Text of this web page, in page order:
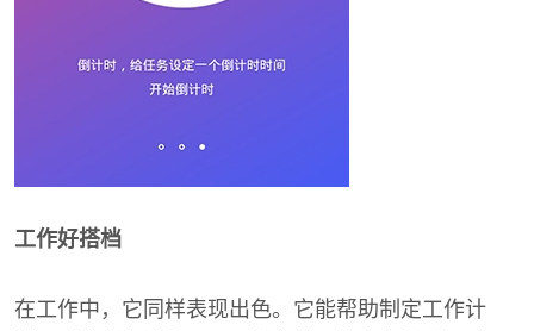
工作好搭档
在工作中，它同样表现出色。它能帮助制定工作计